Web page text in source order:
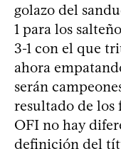
golazo del
1 para los
3-1 con el que
ahora
serán
resultado de los
OFI no hay
definición del